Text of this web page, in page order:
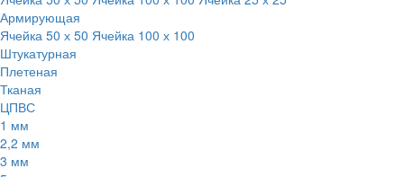
Армирующая
Ячейка 50 х 50 Ячейка 100 х 100
Штукатурная
Плетеная
Тканая
ЦПВС
1 мм
2,2 мм
3 мм